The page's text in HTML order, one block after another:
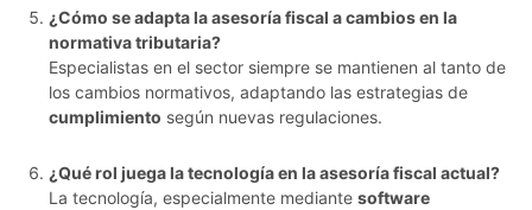
¿Cómo se adapta la asesoría fiscal a cambios en la
normativa tributaria?
Especialistas en el sector siempre se mantienen al tanto de
los cambios normativos, adaptando las estrategias de
cumplimiento según nuevas regulaciones.
¿Qué rol juega la tecnología en la asesoría fiscal actual?
La tecnología, especialmente mediante software